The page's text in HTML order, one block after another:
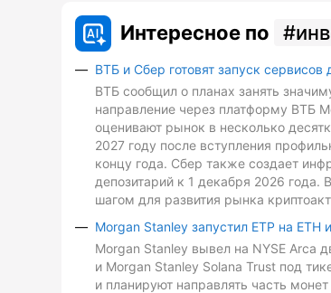
Интересное по
ВТБ и Сбер готовят запуск
ВТБ сообщил о планах занять
направление через платформу ВТБ
оценивают рынок в несколько
2027 году после вступления
концу года. Сбер также создает
депозитарий к 1 декабря 2026 года.
шагом для развития рынка
Morgan Stanley запустил ETP на ETH и
Morgan Stanley вывел на NYSE Arca
и Morgan Stanley Solana Trust под
и планируют направлять часть